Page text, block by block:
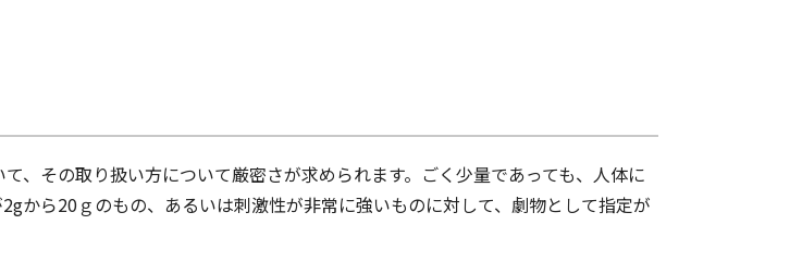
、その取り扱い方について厳密さが求められます。ごく少量であっても、人体に
から20ｇのもの、あるいは刺激性が非常に強いものに対して、劇物として指定が